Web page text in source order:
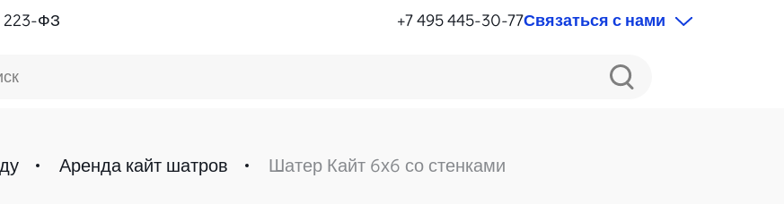
ФЗ +7 495 445-30-77Связаться с нами
Аренда кайт шатров Шатер Кайт 6х6 со стенками